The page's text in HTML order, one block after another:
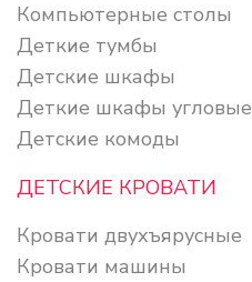
Компьютерные столы
Деткие тумбы
Детские шкафы
Деткие шкафы угловые
Детские комоды
ДЕТСКИЕ КРОВАТИ
Кровати двухъярусные
Кровати машины